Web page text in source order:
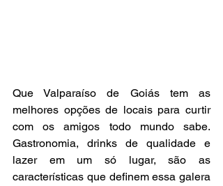
Que Valparaíso de Goiás tem as
melhores opções de locais para curtir
com os amigos todo mundo sabe.
Gastronomia, drinks de qualidade e
lazer em um só lugar, são as
características que definem essa galera